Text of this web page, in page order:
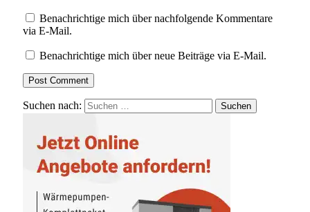
Benachrichtige mich über nachfolgende Kommentare
via E-Mail.
Benachrichtige mich über neue Beiträge via E-Mail.
Suchen nach: